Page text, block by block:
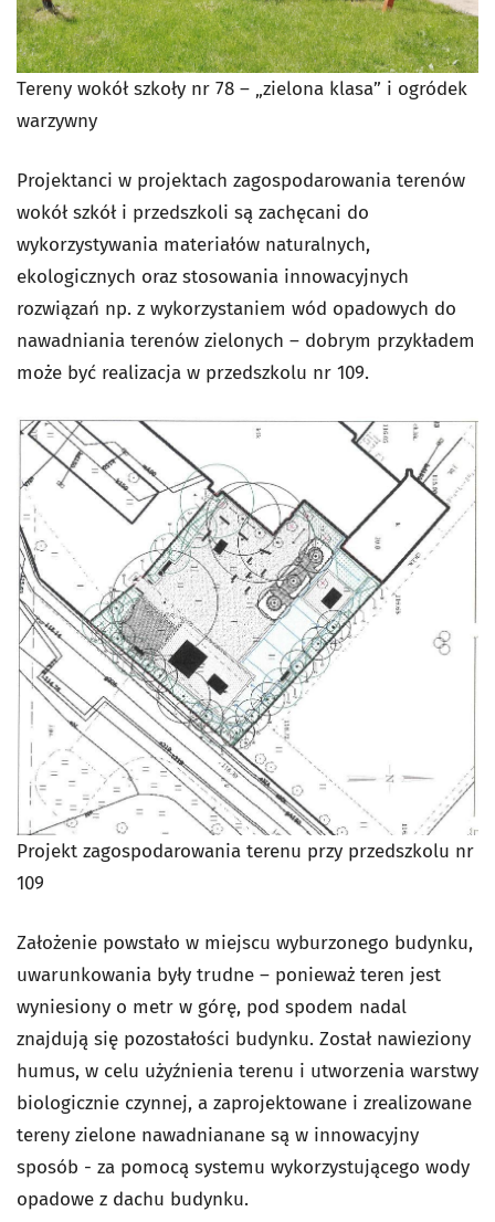
Tereny wokół szkoły nr 78 – „zielona klasa” i ogródek
warzywny
Projektanci w projektach zagospodarowania terenów
wokół szkół i przedszkoli są zachęcani do
wykorzystywania materiałów naturalnych,
ekologicznych oraz stosowania innowacyjnych
rozwiązań np. z wykorzystaniem wód opadowych do
nawadniania terenów zielonych – dobrym przykładem
może być realizacja w przedszkolu nr 109.
Projekt zagospodarowania terenu przy przedszkolu nr
109
Założenie powstało w miejscu wyburzonego budynku,
uwarunkowania były trudne – ponieważ teren jest
wyniesiony o metr w górę, pod spodem nadal
znajdują się pozostałości budynku. Został nawieziony
humus, w celu użyźnienia terenu i utworzenia warstwy
biologicznie czynnej, a zaprojektowane i zrealizowane
tereny zielone nawadnianane są w innowacyjny
sposób - za pomocą systemu wykorzystującego wody
opadowe z dachu budynku.